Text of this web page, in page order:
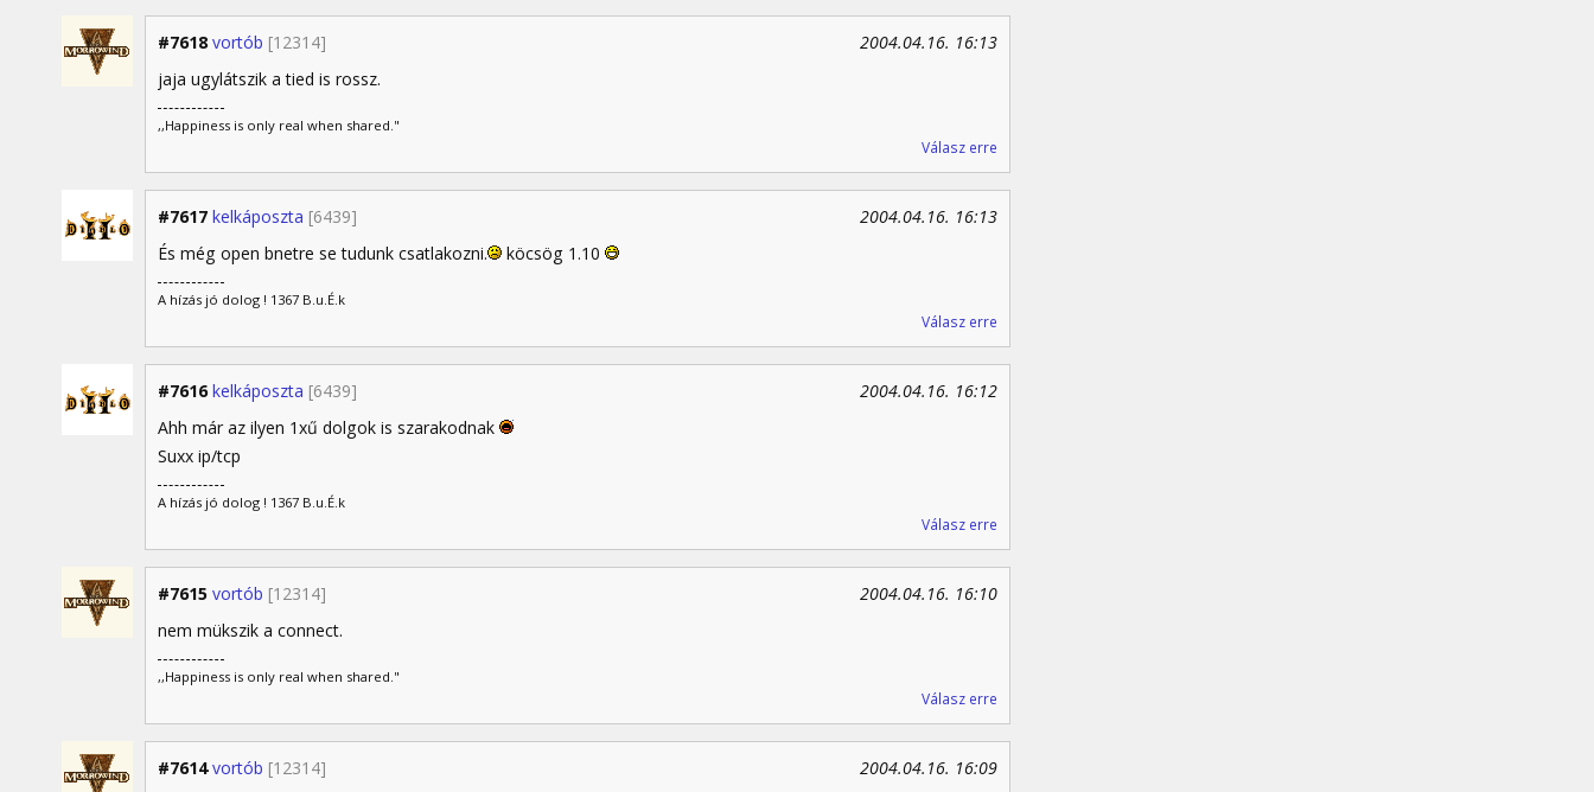
#7618 vortób [12314]
2004.04.16. 16:13
jaja ugylátszik a tied is rossz.
,,Happiness is only real when shared."
Válasz erre
#7617 kelkáposzta [6439]
2004.04.16. 16:13
És még open bnetre se tudunk csatlakozni.
köcsög 1.10
A hízás jó dolog ! 1367 B.u.É.k
Válasz erre
#7616 kelkáposzta [6439]
2004.04.16. 16:12
Ahh már az ilyen 1xű dolgok is szarakodnak
Suxx ip/tcp
A hízás jó dolog ! 1367 B.u.É.k
Válasz erre
#7615 vortób [12314]
2004.04.16. 16:10
nem mükszik a connect.
,,Happiness is only real when shared."
Válasz erre
#7614 vortób [12314]
2004.04.16. 16:09